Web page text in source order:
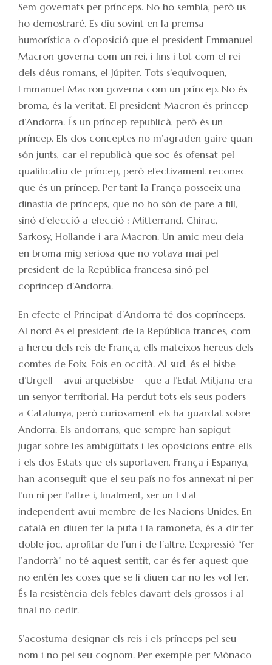
Sem governats per prínceps. No ho sembla, però us
ho demostraré. Es diu sovint en la premsa
humorística o d’oposició que el president Emmanuel
Macron governa com un rei, i fins i tot com el rei
dels déus romans, el Júpiter. Tots s’equivoquen,
Emmanuel Macron governa com un príncep. No és
broma, és la veritat. El president Macron és príncep
d’Andorra. És un príncep republicà, però és un
príncep. Els dos conceptes no m’agraden gaire quan
són junts, car el republicà que soc és ofensat pel
qualificatiu de príncep, però efectivament reconec
que és un príncep. Per tant la França posseeix una
dinastia de prínceps, que no ho són de pare a fill,
sinó d’elecció a elecció : Mitterrand, Chirac,
Sarkosy, Hollande i ara Macron. Un amic meu deia
en broma mig seriosa que no votava mai pel
president de la República francesa sinó pel
copríncep d’Andorra.
En efecte el Principat d’Andorra té dos coprínceps.
Al nord és el president de la República frances, com
a hereu dels reis de França, ells mateixos hereus dels
comtes de Foix, Fois en occità. Al sud, és el bisbe
d’Urgell – avui arquebisbe – que a l’Edat Mitjana era
un senyor territorial. Ha perdut tots els seus poders
a Catalunya, però curiosament els ha guardat sobre
Andorra. Els andorrans, que sempre han sapigut
jugar sobre les ambigüitats i les oposicions entre ells
i els dos Estats que els suportaven, França i Espanya,
han aconseguit que el seu país no fos annexat ni per
l’un ni per l’altre i, finalment, ser un Estat
independent avui membre de les Nacions Unides. En
català en diuen fer la puta i la ramoneta, és a dir fer
doble joc, aprofitar de l’un i de l’altre. L’expressió “fer
l’andorrà” no té aquest sentit, car és fer aquest que
no entén les coses que se li diuen car no les vol fer.
És la resistència dels febles davant dels grossos i al
final no cedir.
S’acostuma designar els reis i els prínceps pel seu
nom i no pel seu cognom. Per exemple per Mònaco